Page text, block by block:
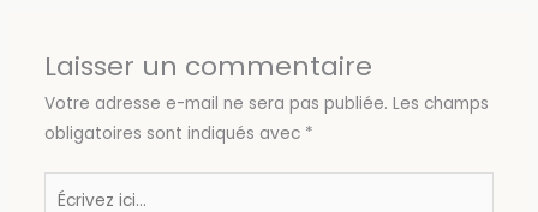
Laisser un commentaire
Votre adresse e-mail ne sera pas publiée. Les champs
obligatoires sont indiqués avec *
Écrivez